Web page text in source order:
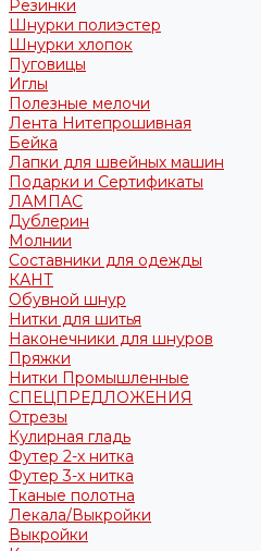
Резинки
Шнурки полиэстер
Шнурки хлопок
Пуговицы
Иглы
Полезные мелочи
Лента Нитепрошивная
Бейка
Лапки для швейных машин
Подарки и Сертификаты
ЛАМПАС
Дублерин
Молнии
Составники для одежды
КАНТ
Обувной шнур
Нитки для шитья
Наконечники для шнуров
Пряжки
Нитки Промышленные
СПЕЦПРЕДЛОЖЕНИЯ
Отрезы
Кулирная гладь
Футер 2-х нитка
Футер 3-х нитка
Тканые полотна
Лекала/Выкройки
Выкройки